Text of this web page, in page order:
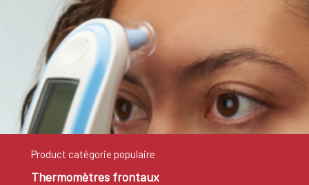
Product catégorie populaire
Thermomètres frontaux